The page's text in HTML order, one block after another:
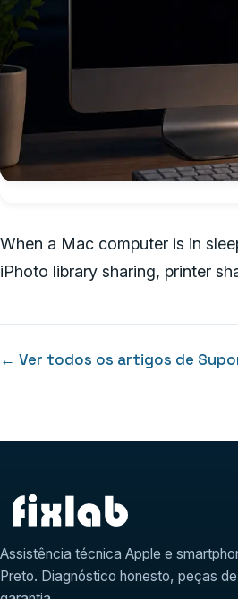
When a Mac computer is in
iPhoto library sharing, printer
← Ver todos os artigos de
Assistência técnica Apple e
Preto. Diagnóstico honesto, peças